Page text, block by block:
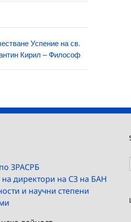
Успение на св.
Кирил – Философ
ЗРАСРБ
директори на СЗ на БАН
и научни степени